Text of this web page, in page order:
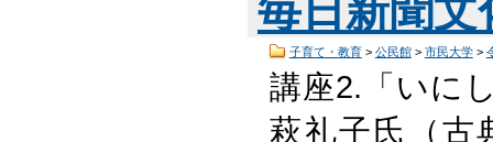
毎日新聞
子育て・教育> 公民館> 市民大学>
講座2.「いに
萩礼子氏（古